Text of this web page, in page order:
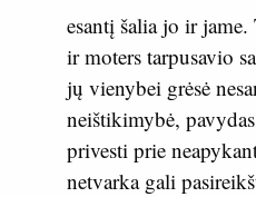
esantį šalia jo ir
ir moters tarpusavio
jų vienybei grėsė
neištikimybė,
privesti prie
netvarka gali